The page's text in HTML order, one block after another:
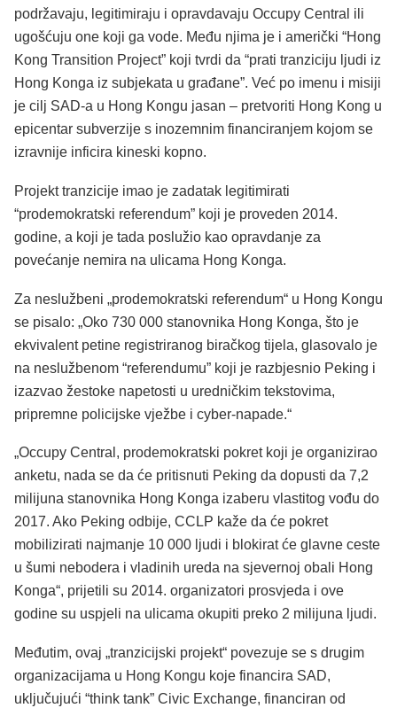
podržavaju, legitimiraju i opravdavaju Occupy Central ili
ugošćuju one koji ga vode. Među njima je i američki “Hong
Kong Transition Project” koji tvrdi da “prati tranziciju ljudi iz
Hong Konga iz subjekata u građane”. Već po imenu i misiji
je cilj SAD-a u Hong Kongu jasan – pretvoriti Hong Kong u
epicentar subverzije s inozemnim financiranjem kojom se
izravnije inficira kineski kopno.
Projekt tranzicije imao je zadatak legitimirati
“prodemokratski referendum” koji je proveden 2014.
godine, a koji je tada poslužio kao opravdanje za
povećanje nemira na ulicama Hong Konga.
Za neslužbeni „prodemokratski referendum“ u Hong Kongu
se pisalo: „Oko 730 000 stanovnika Hong Konga, što je
ekvivalent petine registriranog biračkog tijela, glasovalo je
na neslužbenom “referendumu” koji je razbjesnio Peking i
izazvao žestoke napetosti u uredničkim tekstovima,
pripremne policijske vježbe i cyber-napade.“
„Occupy Central, prodemokratski pokret koji je organizirao
anketu, nada se da će pritisnuti Peking da dopusti da 7,2
milijuna stanovnika Hong Konga izaberu vlastitog vođu do
2017. Ako Peking odbije, CCLP kaže da će pokret
mobilizirati najmanje 10 000 ljudi i blokirat će glavne ceste
u šumi nebodera i vladinih ureda na sjevernoj obali Hong
Konga“, prijetili su 2014. organizatori prosvjeda i ove
godine su uspjeli na ulicama okupiti preko 2 milijuna ljudi.
Međutim, ovaj „tranzicijski projekt“ povezuje se s drugim
organizacijama u Hong Kongu koje financira SAD,
uključujući “think tank” Civic Exchange, financiran od